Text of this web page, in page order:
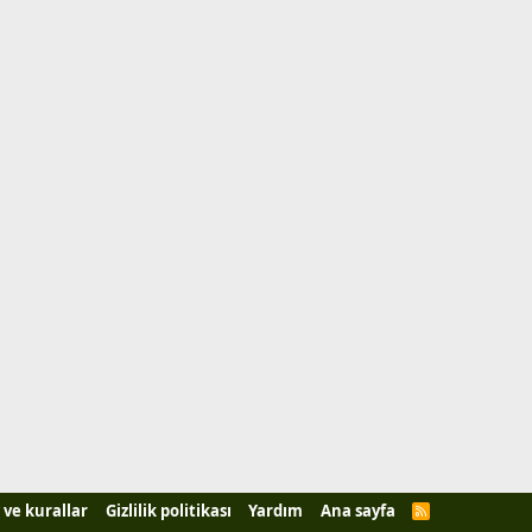
ve kurallar Gizlilik politikası Yardım Ana sayfa
R